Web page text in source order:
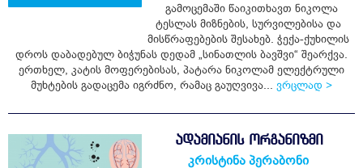
გამოცემაში წაიკითხავთ ნიკოლა
ტესლას მიზნების, სურვილებისა და
მისწრაფებების შესახებ. ჭექა-ქუხილის
დროს დაბადებულ ბიჭუნას დედამ „სინათლის ბავშვი“ შეარქვა.
ერთხელ, კატის მოფერებისას, პატარა ნიკოლამ ელექტრული
მუხტების გადაცემა იგრძნო, რამაც გაუღვივა... ვრცლად >
ᲐᲓᲐᲛᲘᲐᲜᲘᲡ ᲝᲠᲒᲐᲜᲘᲖᲛᲘ
კრისტინა პერაბონი